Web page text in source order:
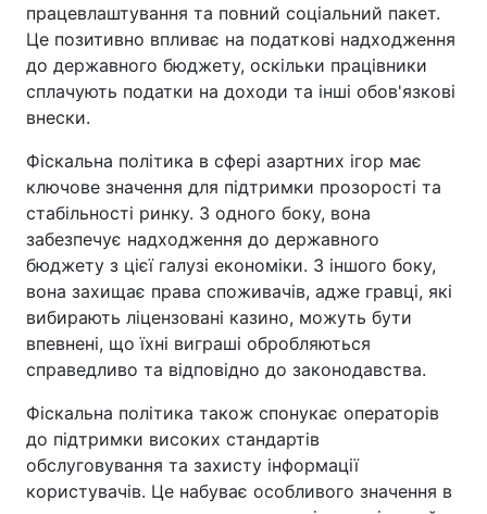
працевлаштування та повний соціальний пакет.
Це позитивно впливає на податкові надходження
до державного бюджету, оскільки працівники
сплачують податки на доходи та інші обов'язкові
внески.
Фіскальна політика в сфері азартних ігор має
ключове значення для підтримки прозорості та
стабільності ринку. З одного боку, вона
забезпечує надходження до державного
бюджету з цієї галузі економіки. З іншого боку,
вона захищає права споживачів, адже гравці, які
вибирають ліцензовані казино, можуть бути
впевнені, що їхні виграші обробляються
справедливо та відповідно до законодавства.
Фіскальна політика також спонукає операторів
до підтримки високих стандартів
обслуговування та захисту інформації
користувачів. Це набуває особливого значення в